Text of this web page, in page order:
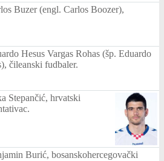
Buzer (engl. Carlos Boozer),
Hesus Vargas Rohas (šp. Eduardo
čileanski fudbaler.
Stepančić, hrvatski
Burić, bosanskohercegovački